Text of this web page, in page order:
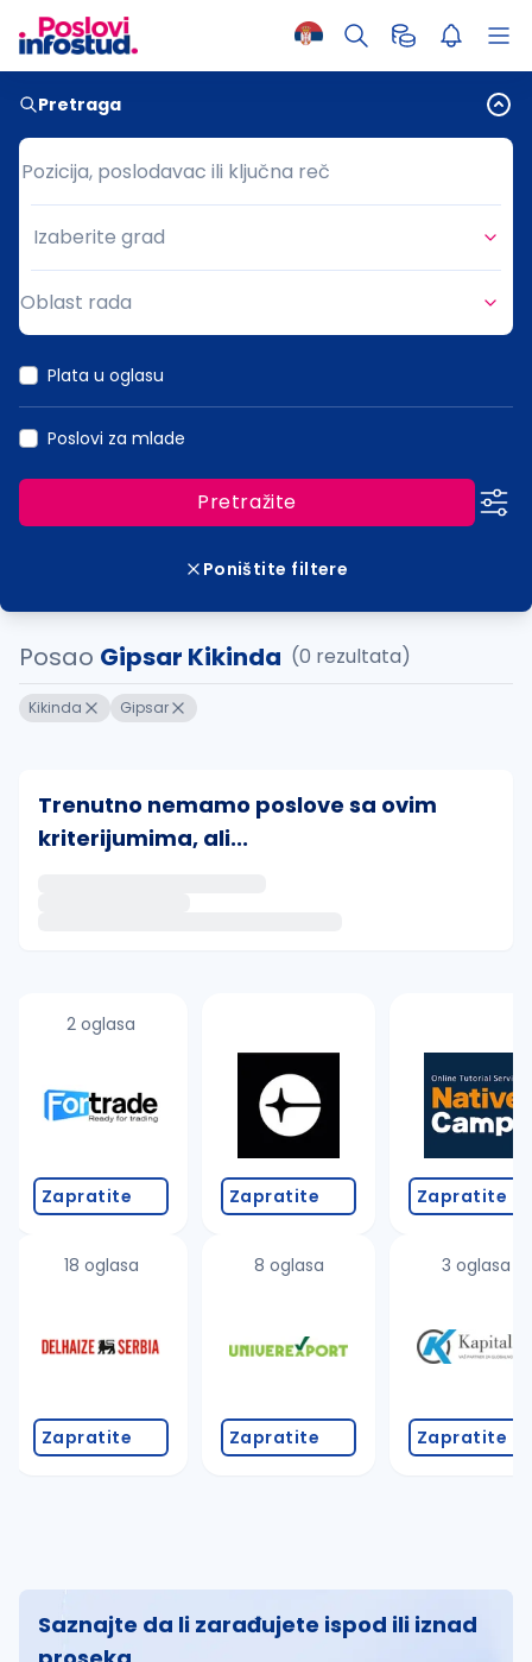
Pretraga
Pozicija, poslodavac ili ključna reč
Pozicija, poslodavac ili ključna reč
Grad
Izaberite grad
Oblast rada
Plata u oglasu
Poslovi za mlade
Pretražite
Poništite filtere
Posao Gipsar Kikinda (0 rezultata)
Kikinda Gipsar
Trenutno nemamo poslove sa ovim
kriterijumima, ali...
proverite pravopisne greške (koristite č, ć, š, đ,
povećajte radijus za odabrani grad
promenite odabrane filtere pretrage
2 oglasa
Zapratite
18 oglasa
Zapratite
Zapratite
8 oglasa
Zapratite
Zapratite
3 oglasa
Zapratite
Saznajte da li zarađujete ispod ili iznad